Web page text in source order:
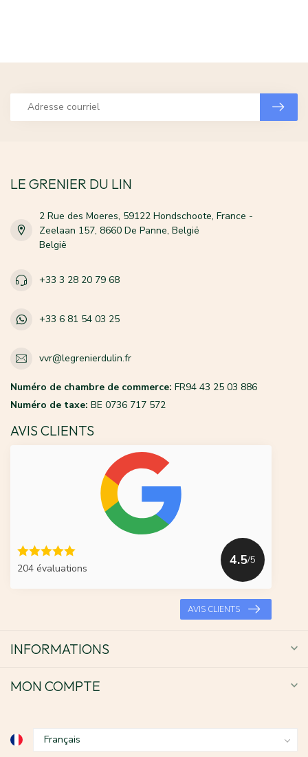
LE GRENIER DU LIN
2 Rue des Moeres, 59122 Hondschoote, France -
Zeelaan 157, 8660 De Panne, België
België
+33 3 28 20 79 68
+33 6 81 54 03 25
vvr@legrenierdulin.fr
Numéro de chambre de commerce: FR94 43 25 03 886
Numéro de taxe: BE 0736 717 572
AVIS CLIENTS
204 évaluations
4.5/5
AVIS CLIENTS
INFORMATIONS
MON COMPTE